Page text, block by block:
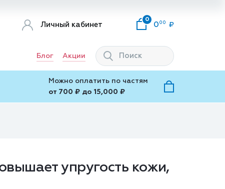
Личный кабинет
0
0 00
Блог Акции
Можно оплатить по частям
от 700 ₽ до 15,000 ₽
упругость кожи,